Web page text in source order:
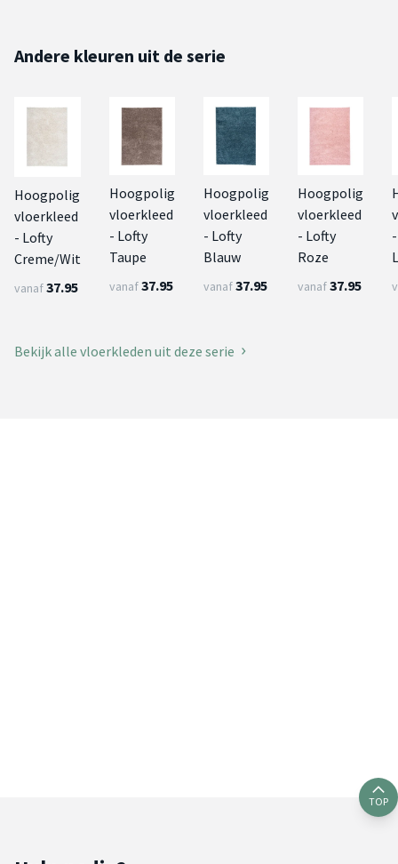
Andere kleuren uit de serie
Hoogpolig
vloerkleed
- Lofty
Creme/Wit
vanaf37.95
Hoogpolig
vloerkleed
- Lofty
Taupe
vanaf37.95
Hoogpolig
vloerkleed
- Lofty
Blauw
vanaf37.95
Hoogpolig
vloerkleed
- Lofty
Roze
vanaf37.95
Bekijk alle vloerkleden uit deze serie
TOP